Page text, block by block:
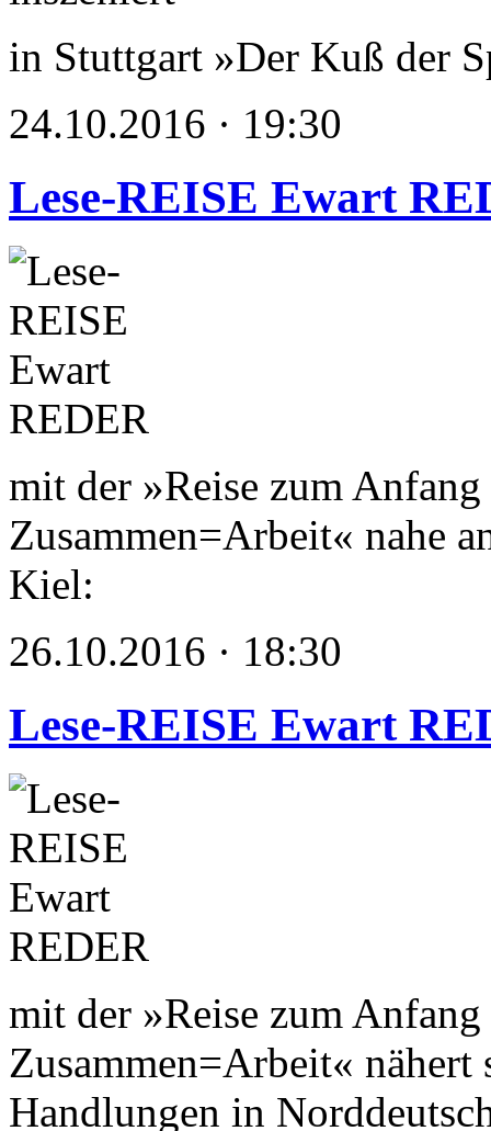
in Stuttgart »Der Kuß der
24.10.2016 · 19:30
Lese-REISE Ewart
mit der »Reise zum
Zusammen=Arbeit« nahe
Kiel:
26.10.2016 · 18:30
Lese-REISE Ewart
mit der »Reise zum
Zusammen=Arbeit«
Handlungen in